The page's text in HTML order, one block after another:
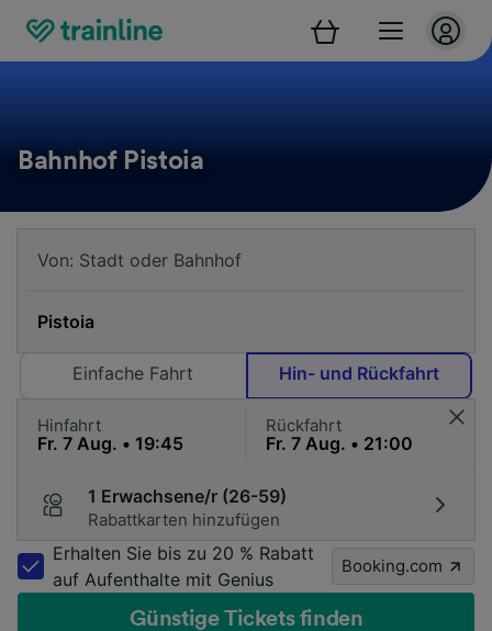
Bahnhof Pistoia
Einfache Fahrt Hin- und Rückfahrt
Hinfahrt Rückfahrt
1 Erwachsene/r (26-59)
Rabattkarten hinzufügen
Erhalten Sie bis zu 20 % Rabatt
auf Aufenthalte mit Genius
Booking.com
Günstige Tickets finden